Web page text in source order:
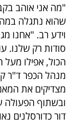
"מה אני אוהב
שהוא נתגלה
וידע רב. "אחנו
סודות רק שלנו.
הכול, אפילו מעל
מנהל הכפר ד"ר
מצדיקים את
ובשתוף הפעולה
דור כדורסלנים